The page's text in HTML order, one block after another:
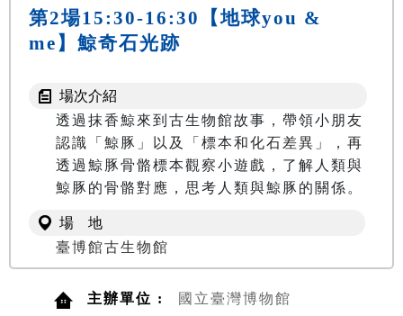
第2場15:30-16:30【地球you &
me】鯨奇石光跡
場次介紹
透過抹香鯨來到古生物館故事，帶領小朋友
認識「鯨豚」以及「標本和化石差異」，再
透過鯨豚骨骼標本觀察小遊戲，了解人類與
場 地
臺博館古生物館
主辦單位 : 國立臺灣博物館